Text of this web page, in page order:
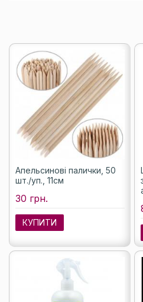
Апельсинові палички, 50
шт./уп., 11см
30 грн.
КУПИТИ